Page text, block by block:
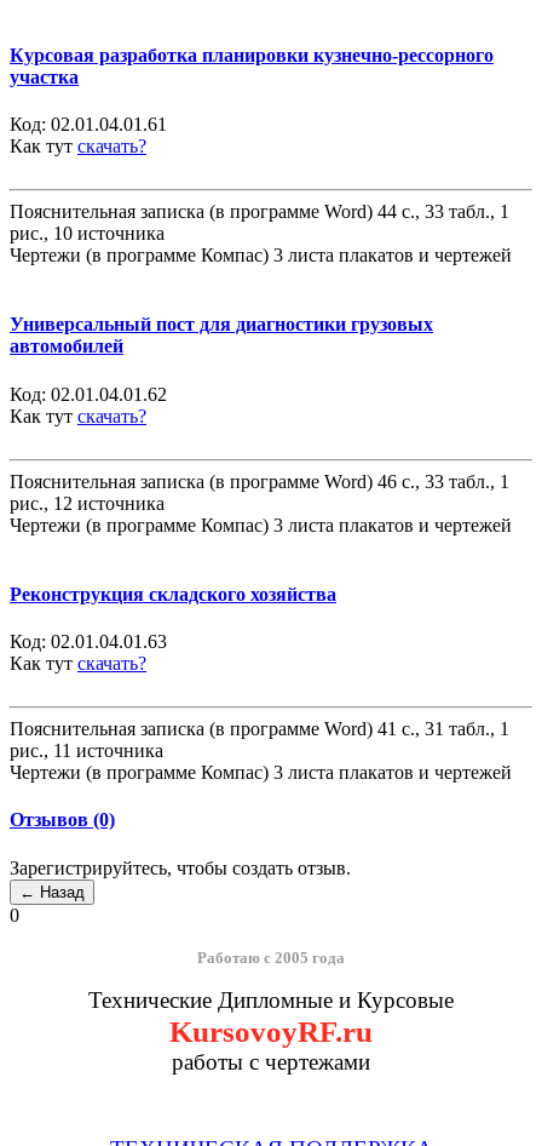
Курсовая разработка планировки кузнечно-рессорного
участка
Код: 02.01.04.01.61
Как тут скачать?
Пояснительная записка (в программе Word) 44 с., 33 табл., 1
рис., 10 источника
Чертежи (в программе Компас) 3 листа плакатов и чертежей
Универсальный пост для диагностики грузовых
автомобилей
Код: 02.01.04.01.62
Как тут скачать?
Пояснительная записка (в программе Word) 46 с., 33 табл., 1
рис., 12 источника
Чертежи (в программе Компас) 3 листа плакатов и чертежей
Реконструкция складского хозяйства
Код: 02.01.04.01.63
Как тут скачать?
Пояснительная записка (в программе Word) 41 с., 31 табл., 1
рис., 11 источника
Чертежи (в программе Компас) 3 листа плакатов и чертежей
Отзывов (0)
Зарегистрируйтесь, чтобы создать отзыв.
0
Работаю с 2005 года
Технические Дипломные и Курсовые
KursovoyRF.ru
работы с чертежами